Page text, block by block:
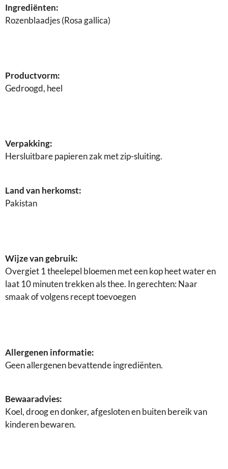
Ingrediënten:
Rozenblaadjes (Rosa gallica)
Productvorm:
Gedroogd, heel
Verpakking:
Hersluitbare papieren zak met zip-sluiting.
Land van herkomst:
Pakistan
Wijze van gebruik:
Overgiet 1 theelepel bloemen met een kop heet water en
laat 10 minuten trekken als thee. In gerechten: Naar
smaak of volgens recept toevoegen
Allergenen informatie:
Geen allergenen bevattende ingrediënten.
Bewaaradvies:
Koel, droog en donker, afgesloten en buiten bereik van
kinderen bewaren.